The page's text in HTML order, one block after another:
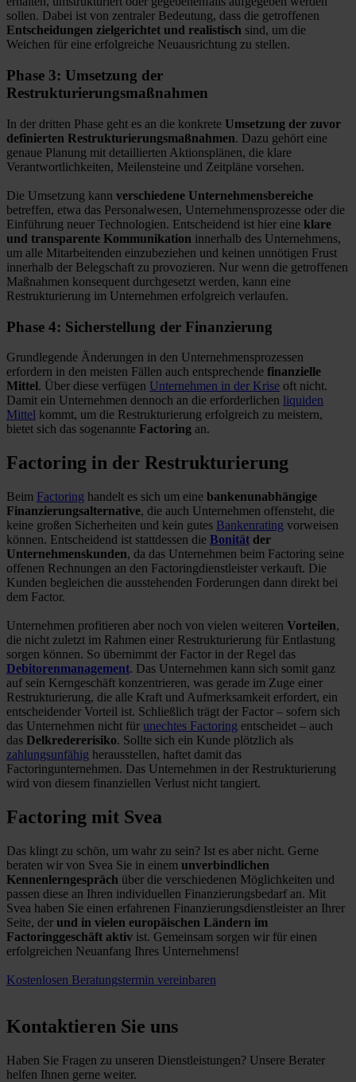
sollen. Dabei ist von zentraler Bedeutung, dass die getroffenen
Entscheidungen zielgerichtet und realistisch sind, um die
Weichen für eine erfolgreiche Neuausrichtung zu stellen.
Phase 3: Umsetzung der
Restrukturierungsmaßnahmen
In der dritten Phase geht es an die konkrete Umsetzung der zuvor
definierten Restrukturierungsmaßnahmen. Dazu gehört eine
genaue Planung mit detaillierten Aktionsplänen, die klare
Verantwortlichkeiten, Meilensteine und Zeitpläne vorsehen.
Die Umsetzung kann verschiedene Unternehmensbereiche
betreffen, etwa das Personalwesen, Unternehmensprozesse oder die
Einführung neuer Technologien. Entscheidend ist hier eine klare
und transparente Kommunikation innerhalb des Unternehmens,
um alle Mitarbeitenden einzubeziehen und keinen unnötigen Frust
innerhalb der Belegschaft zu provozieren. Nur wenn die getroffenen
Maßnahmen konsequent durchgesetzt werden, kann eine
Restrukturierung im Unternehmen erfolgreich verlaufen.
Phase 4: Sicherstellung der Finanzierung
Grundlegende Änderungen in den Unternehmensprozessen
erfordern in den meisten Fällen auch entsprechende finanzielle
Mittel. Über diese verfügen Unternehmen in der Krise oft nicht.
Damit ein Unternehmen dennoch an die erforderlichen liquiden
Mittel kommt, um die Restrukturierung erfolgreich zu meistern,
bietet sich das sogenannte Factoring an.
Factoring in der Restrukturierung
Beim Factoring handelt es sich um eine bankenunabhängige
Finanzierungsalternative, die auch Unternehmen offensteht, die
keine großen Sicherheiten und kein gutes Bankenrating vorweisen
können. Entscheidend ist stattdessen die Bonität der
Unternehmenskunden, da das Unternehmen beim Factoring seine
offenen Rechnungen an den Factoringdienstleister verkauft. Die
Kunden begleichen die ausstehenden Forderungen dann direkt bei
dem Factor.
Unternehmen profitieren aber noch von vielen weiteren Vorteilen,
die nicht zuletzt im Rahmen einer Restrukturierung für Entlastung
sorgen können. So übernimmt der Factor in der Regel das
Debitorenmanagement. Das Unternehmen kann sich somit ganz
auf sein Kerngeschäft konzentrieren, was gerade im Zuge einer
Restrukturierung, die alle Kraft und Aufmerksamkeit erfordert, ein
entscheidender Vorteil ist. Schließlich trägt der Factor – sofern sich
das Unternehmen nicht für unechtes Factoring entscheidet – auch
das Delkredererisiko. Sollte sich ein Kunde plötzlich als
zahlungsunfähig herausstellen, haftet damit das
Factoringunternehmen. Das Unternehmen in der Restrukturierung
wird von diesem finanziellen Verlust nicht tangiert.
Factoring mit Svea
Das klingt zu schön, um wahr zu sein? Ist es aber nicht. Gerne
beraten wir von Svea Sie in einem unverbindlichen
Kennenlerngespräch über die verschiedenen Möglichkeiten und
passen diese an Ihren individuellen Finanzierungsbedarf an. Mit
Svea haben Sie einen erfahrenen Finanzierungsdienstleister an Ihrer
Seite, der und in vielen europäischen Ländern im
Factoringgeschäft aktiv ist. Gemeinsam sorgen wir für einen
erfolgreichen Neuanfang Ihres Unternehmens!
Kostenlosen Beratungstermin vereinbaren
Kontaktieren Sie uns
Haben Sie Fragen zu unseren Dienstleistungen? Unsere Berater
helfen Ihnen gerne weiter.